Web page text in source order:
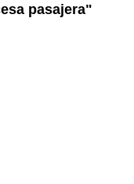
pasajera"